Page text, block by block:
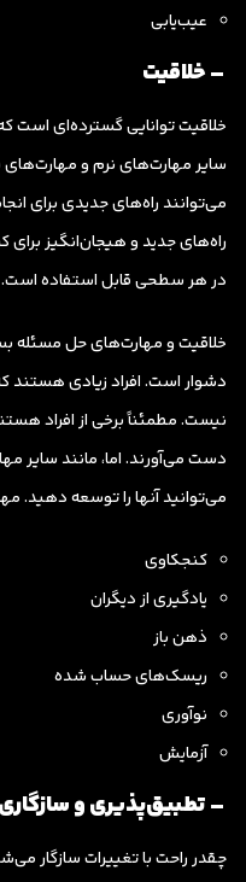
عیب‌یابی
– خلاقیت
خلاقیت توانایی گسترده‌ای است
سایر مهارت‌های نرم و مهارت‌های
می‌توانند راه‌های جدیدی برای
راه‌های جدید و هیجان‌انگیز
در هر سطحی قابل استفاده است.
خلاقیت و مهارت‌های حل مسئله
دشوار است. افراد زیادی هستند
نیست. مطمئناً برخی از افراد
دست می‌آورند. اما، مانند سایر
می‌توانید آنها را توسعه دهید.
کنجکاوی
یادگیری از دیگران
ذهن باز
ریسک‌های حساب شده
نوآوری
آزمایش
– تطبیق‌پذیری و سازگاری
چقدر راحت با تغییرات سازگار